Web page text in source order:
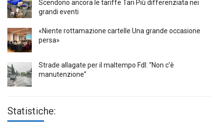
Scendono ancora le tariffe Tari Più differenziata nei
grandi eventi
«Niente rottamazione cartelle Una grande occasione
persa»
Strade allagate per il maltempo FdI: “Non c’è
manutenzione”
Statistiche: